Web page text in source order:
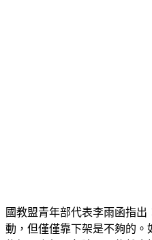
國教盟青年部代表李雨函指
動，但僅僅靠下架是不夠的